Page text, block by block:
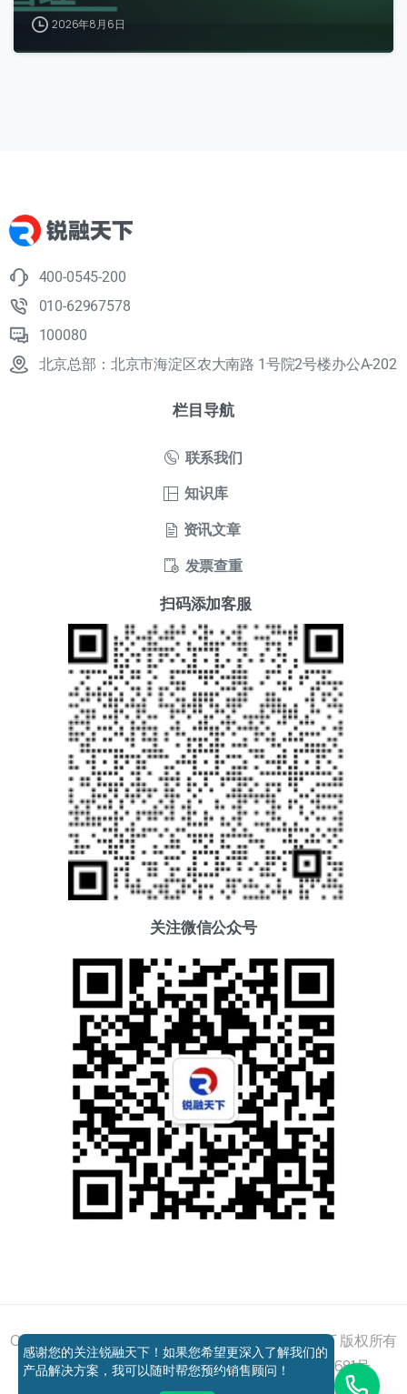
2026年8月6日
400-0545-200
010-62967578
100080
北京总部：北京市海淀区农大南路 1号院2号楼办公A-202
栏目导航
联系我们
知识库
资讯文章
发票查重
扫码添加客服
关注微信公众号
Copyright © 2011 - 2026 All right reserved 锐融天下 版权所有
京ICP备12037648号-1 京公网安备11010802027681号
添加好友
电话咨询
感谢您的关注锐融天下！如果您希望更深入了解我们的
产品解决方案，我可以随时帮您预约销售顾问！